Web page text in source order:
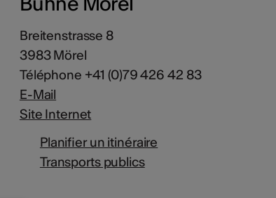
Breitenstrasse 8
3983 Mörel
Téléphone +41 (0)79 426 42 83
E-Mail
Site Internet
Planifier un itinéraire
Transports publics